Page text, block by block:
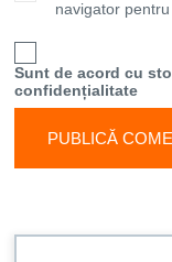
navigator
Sunt de acord cu
confidențialitate